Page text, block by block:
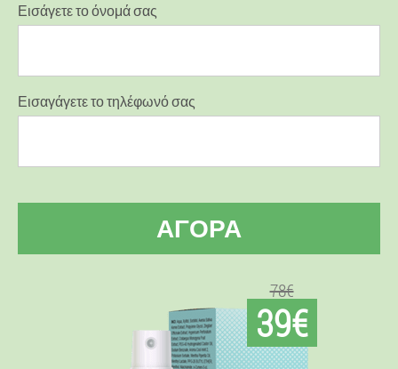
Εισάγετε το όνομά σας
Εισαγάγετε το τηλέφωνό σας
ΑΓΟΡΆ
78€
39€